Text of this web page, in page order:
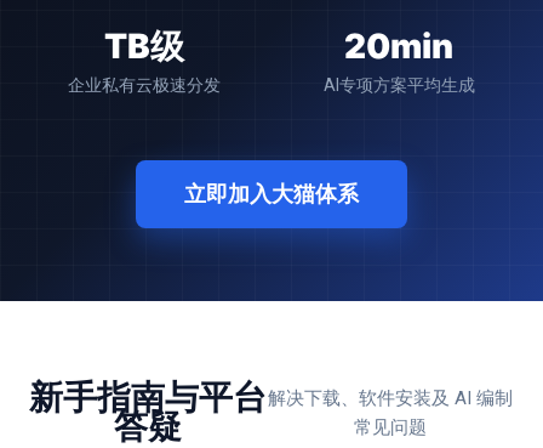
TB级
企业私有云极速分发
20min
AI专项方案平均生成
立即加入大猫体系
新手指南与平台
答疑
解决下载、软件安装及 AI 编制
常见问题